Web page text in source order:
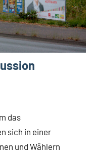
das
sich in einer
und Wählern